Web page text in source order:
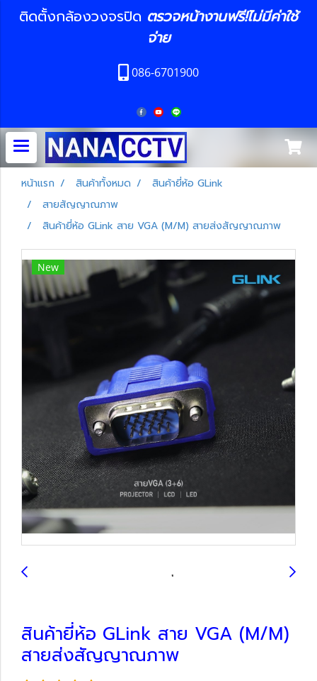
ติดตั้งกล้องวงจรปิด ตรวจหน้างานฟรี!ไม่มีค่าใช้
จ่าย
086-6701900
หน้าแรก สินค้าทั้งหมด
สินค้ายี่ห้อ GLink
สายสัญญาณภาพ
สินค้ายี่ห้อ GLink สาย VGA (M/M) สายส่งสัญญาณภาพ
New
สินค้ายี่ห้อ GLink สาย VGA (M/M)
สายส่งสัญญาณภาพ